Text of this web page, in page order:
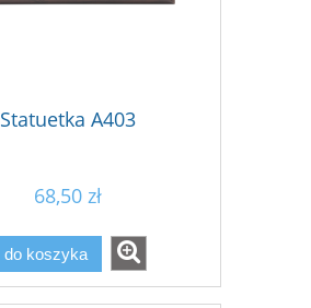
Statuetka A403
68,50 zł
do koszyka